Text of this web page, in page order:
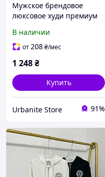
Мужское брендовое
люксовое худи премиум
толстовка с капюшоном
хлопковая
В наличии
от208₴/мес
1 248₴
Купить
Urbanite Store 91%